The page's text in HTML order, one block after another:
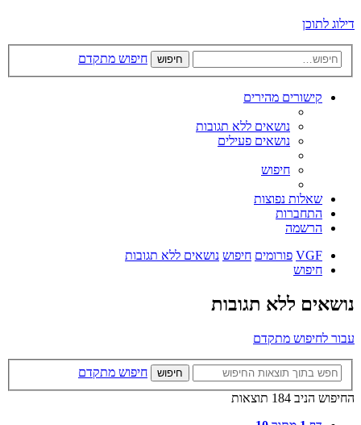
דילוג לתוכן
חיפוש חיפוש מתקדם
קישורים מהירים
נושאים ללא תגובות
נושאים פעילים
חיפוש
שאלות נפוצות
התחברות
הרשמה
VGF פורומים חיפוש נושאים ללא תגובות
חיפוש
נושאים ללא תגובות
עבור לחיפוש מתקדם
חיפוש
חיפוש מתקדם
החיפוש הניב 184 תוצאות